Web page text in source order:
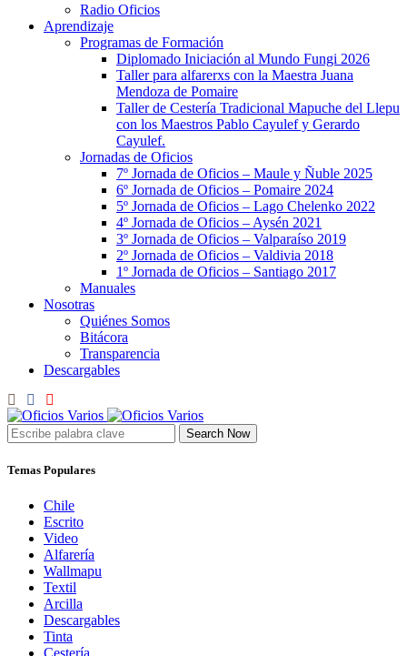
Radio Oficios
Aprendizaje
Programas de Formación
Diplomado Iniciación al Mundo Fungi 2026
Taller para alfarerxs con la Maestra Juana
Mendoza de Pomaire
Taller de Cestería Tradicional Mapuche del Llepu
con los Maestros Pablo Cayulef y Gerardo
Cayulef.
Jornadas de Oficios
7º Jornada de Oficios – Maule y Ñuble 2025
6º Jornada de Oficios – Pomaire 2024
5º Jornada de Oficios – Lago Chelenko 2022
4º Jornada de Oficios – Aysén 2021
3º Jornada de Oficios – Valparaíso 2019
2º Jornada de Oficios – Valdivia 2018
1º Jornada de Oficios – Santiago 2017
Manuales
Nosotras
Quiénes Somos
Bitácora
Transparencia
Descargables
Search Now
Temas Populares
Chile
Escrito
Video
Alfarería
Wallmapu
Textil
Arcilla
Descargables
Tinta
Cestería